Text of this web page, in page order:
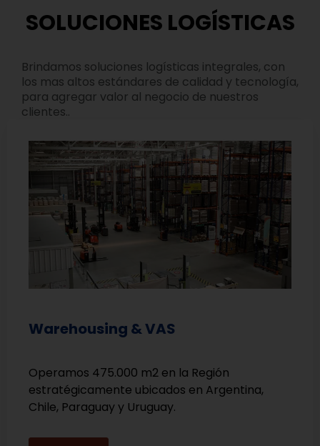
SOLUCIONES LOGÍSTICAS
Brindamos soluciones logísticas integrales, con
los mas altos estándares de calidad y tecnología,
para agregar valor al negocio de nuestros
clientes..
Warehousing & VAS
Operamos 475.000 m2 en la Región
estratégicamente ubicados en Argentina,
Chile, Paraguay y Uruguay.